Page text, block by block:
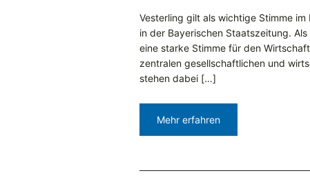
Vesterling gilt als wichtige Stimme
in der Bayerischen Staatszeitung.
eine starke Stimme für den
zentralen gesellschaftlichen und
stehen dabei […]
Mehr erfahren